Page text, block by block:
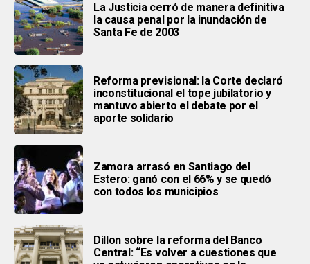
La Justicia cerró de manera definitiva
la causa penal por la inundación de
Santa Fe de 2003
Reforma previsional: la Corte declaró
inconstitucional el tope jubilatorio y
mantuvo abierto el debate por el
aporte solidario
Zamora arrasó en Santiago del
Estero: ganó con el 66% y se quedó
con todos los municipios
Dillon sobre la reforma del Banco
Central: “Es volver a cuestiones que